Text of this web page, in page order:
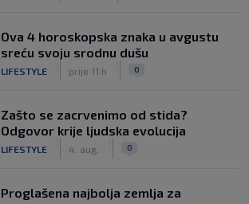
Ova 4 horoskopska znaka u avgustu
sreću svoju srodnu dušu
LIFESTYLE prije 11 h 0
Zašto se zacrvenimo od stida?
Odgovor krije ljudska evolucija
LIFESTYLE 4. aug. 0
Proglašena najbolja zemlja za